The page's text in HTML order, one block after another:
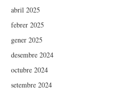
abril 2025
febrer 2025
gener 2025
desembre 2024
octubre 2024
setembre 2024